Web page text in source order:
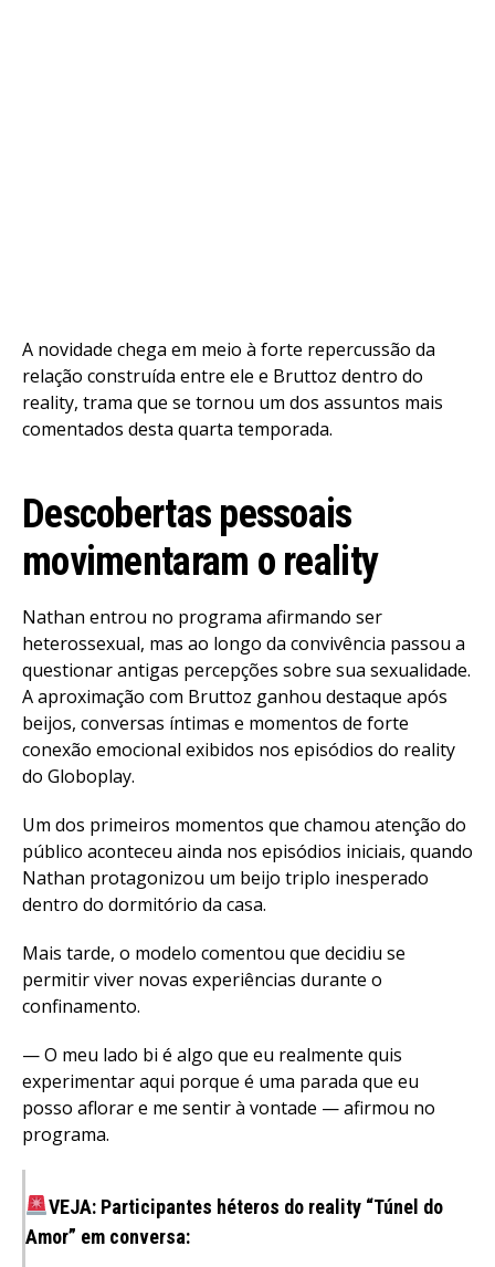
A novidade chega em meio à forte repercussão da
relação construída entre ele e Bruttoz dentro do
reality, trama que se tornou um dos assuntos mais
comentados desta quarta temporada.
Descobertas pessoais
movimentaram o reality
Nathan entrou no programa afirmando ser
heterossexual, mas ao longo da convivência passou a
questionar antigas percepções sobre sua sexualidade.
A aproximação com Bruttoz ganhou destaque após
beijos, conversas íntimas e momentos de forte
conexão emocional exibidos nos episódios do reality
do Globoplay.
Um dos primeiros momentos que chamou atenção do
público aconteceu ainda nos episódios iniciais, quando
Nathan protagonizou um beijo triplo inesperado
dentro do dormitório da casa.
Mais tarde, o modelo comentou que decidiu se
permitir viver novas experiências durante o
confinamento.
— O meu lado bi é algo que eu realmente quis
experimentar aqui porque é uma parada que eu
posso aflorar e me sentir à vontade — afirmou no
programa.
VEJA: Participantes héteros do reality “Túnel do
Amor” em conversa: